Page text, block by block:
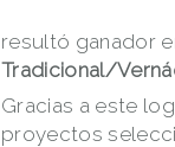
resultó ganador
Tradicional/
Gracias a este
proyectos